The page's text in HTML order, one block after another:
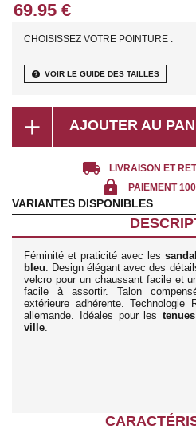
CHOISISSEZ VOTRE POINTURE :
help VOIR LE GUIDE DES TAILLES
add AJOUTER AU
local_shipping LIVRAISON ET
lock PAIEMENT
VARIANTES DISPONIBLES
Féminité et praticité avec les
bleu . Design élégant avec des
velcro pour un chaussant facile et
facile à assortir. Talon
extérieure adhérente. Technologie
allemande. Idéales pour les
ville